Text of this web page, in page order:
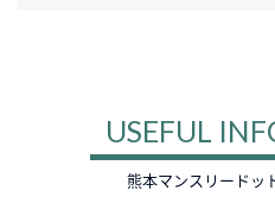
USEFUL
熊本マンスリードッ